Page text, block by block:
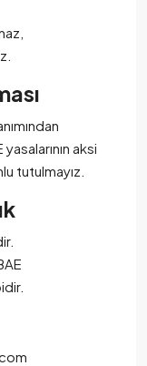
aksi
tutulmayız.